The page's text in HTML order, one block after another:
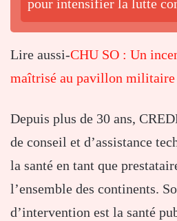
pour intensifier la lutte
Lire aussi-CHU SO : Un
maîtrisé au pavillon militaire
Depuis plus de 30 ans,
de conseil et d’assistance
la santé en tant que
l’ensemble des continents.
d’intervention est la santé